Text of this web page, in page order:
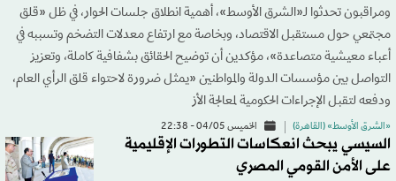
ومراقبون تحدثوا لـ«الشرق الأوسط»، أهمية انطلاق جلسات الحوار، في ظل «قلق
مجتمعي حول مستقبل الاقتصاد، وبخاصة مع ارتفاع معدلات التضخم وتسببه في
أعباء معيشية متصاعدة»، مؤكدين أن توضيح الحقائق بشفافية كاملة، وتعزيز
التواصل بين مؤسسات الدولة والمواطنين «يمثل ضرورة لاحتواء قلق الرأي العام،
ودفعه لتقبل الإجراءات الحكومية لمعالجة الأز
«الشرق الأوسط» (القاهرة) الخميس 04/05 - 22:38
السيسي يبحث انعكاسات التطورات الإقليمية
على الأمن القومي المصري